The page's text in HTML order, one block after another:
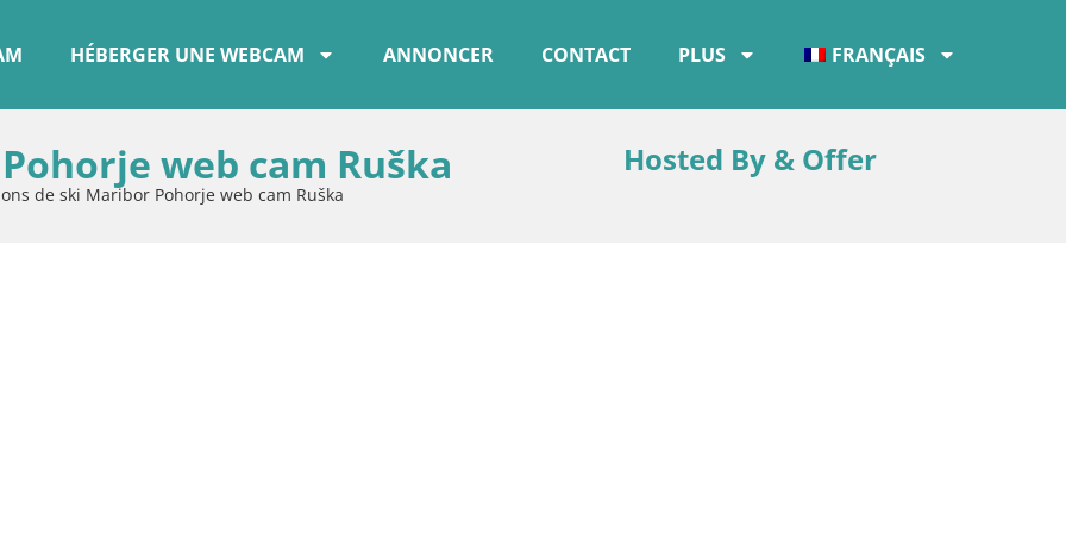
HÉBERGER UNE WEBCAM ANNONCER CONTACT PLUS FRANÇAIS
web cam Ruška
de ski Maribor Pohorje web cam Ruška
Hosted By & Offer